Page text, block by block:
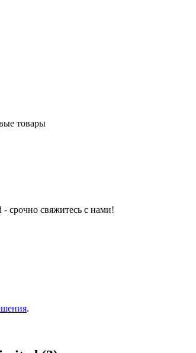
товары
срочно свяжитесь с нами!
.